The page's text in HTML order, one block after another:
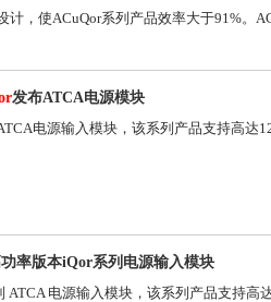
计，使ACuQor系列产品效率大于91%。
、泵、灯和传动装置等组件。
发布ATCA电源模块
电源输入模块，该系列产品支持高
率版本iQor系列电源输入模块
ATCA 电源输入模块，该系列产品支持